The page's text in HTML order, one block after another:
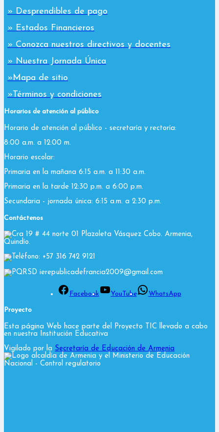
» Desprendibles de pago
» Estados Financieros
» Conozca nuestros directivos y docentes
» Nuestra Jornada Única
»Mapa de sitio
»Términos y condiciones
Horarios de atención al público
Horario de atención al público - secretaría y rectoría:
8:00 a.m. a 12:00 m.
Horario escolar:
Primaria en la mañana 6:15 a.m. a 11:30 a.m.
Primaria en la tarde 12:30 p.m. a 6:00 p.m.
Secundaria - jornada única: 6:15 a.m. a 2:30 p.m.
Contáctenos
Cra 19 # 44 norte 01 Plazoleta Vásquez Cobo. Armenia,
Quindío.
Teléfono: +57 316 742 9121
PQRSD ierepublicadefrancia2009@gmail.com
Facebook YouTube WhatsApp
Proyecto
Esta página Web hace parte del Proyecto TIC llevado a cabo
en nuestra Institución Educativa
Vigilado por la Secretaría de Educación de Armenia
y el Ministerio de Educación
Nacional - Control regulatorio